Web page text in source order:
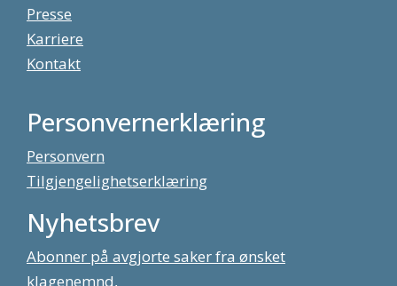
Presse
Karriere
Kontakt
Personvernerklæring
Personvern
Tilgjengelighetserklæring
Nyhetsbrev
Abonner på avgjorte saker fra ønsket
klagenemnd,